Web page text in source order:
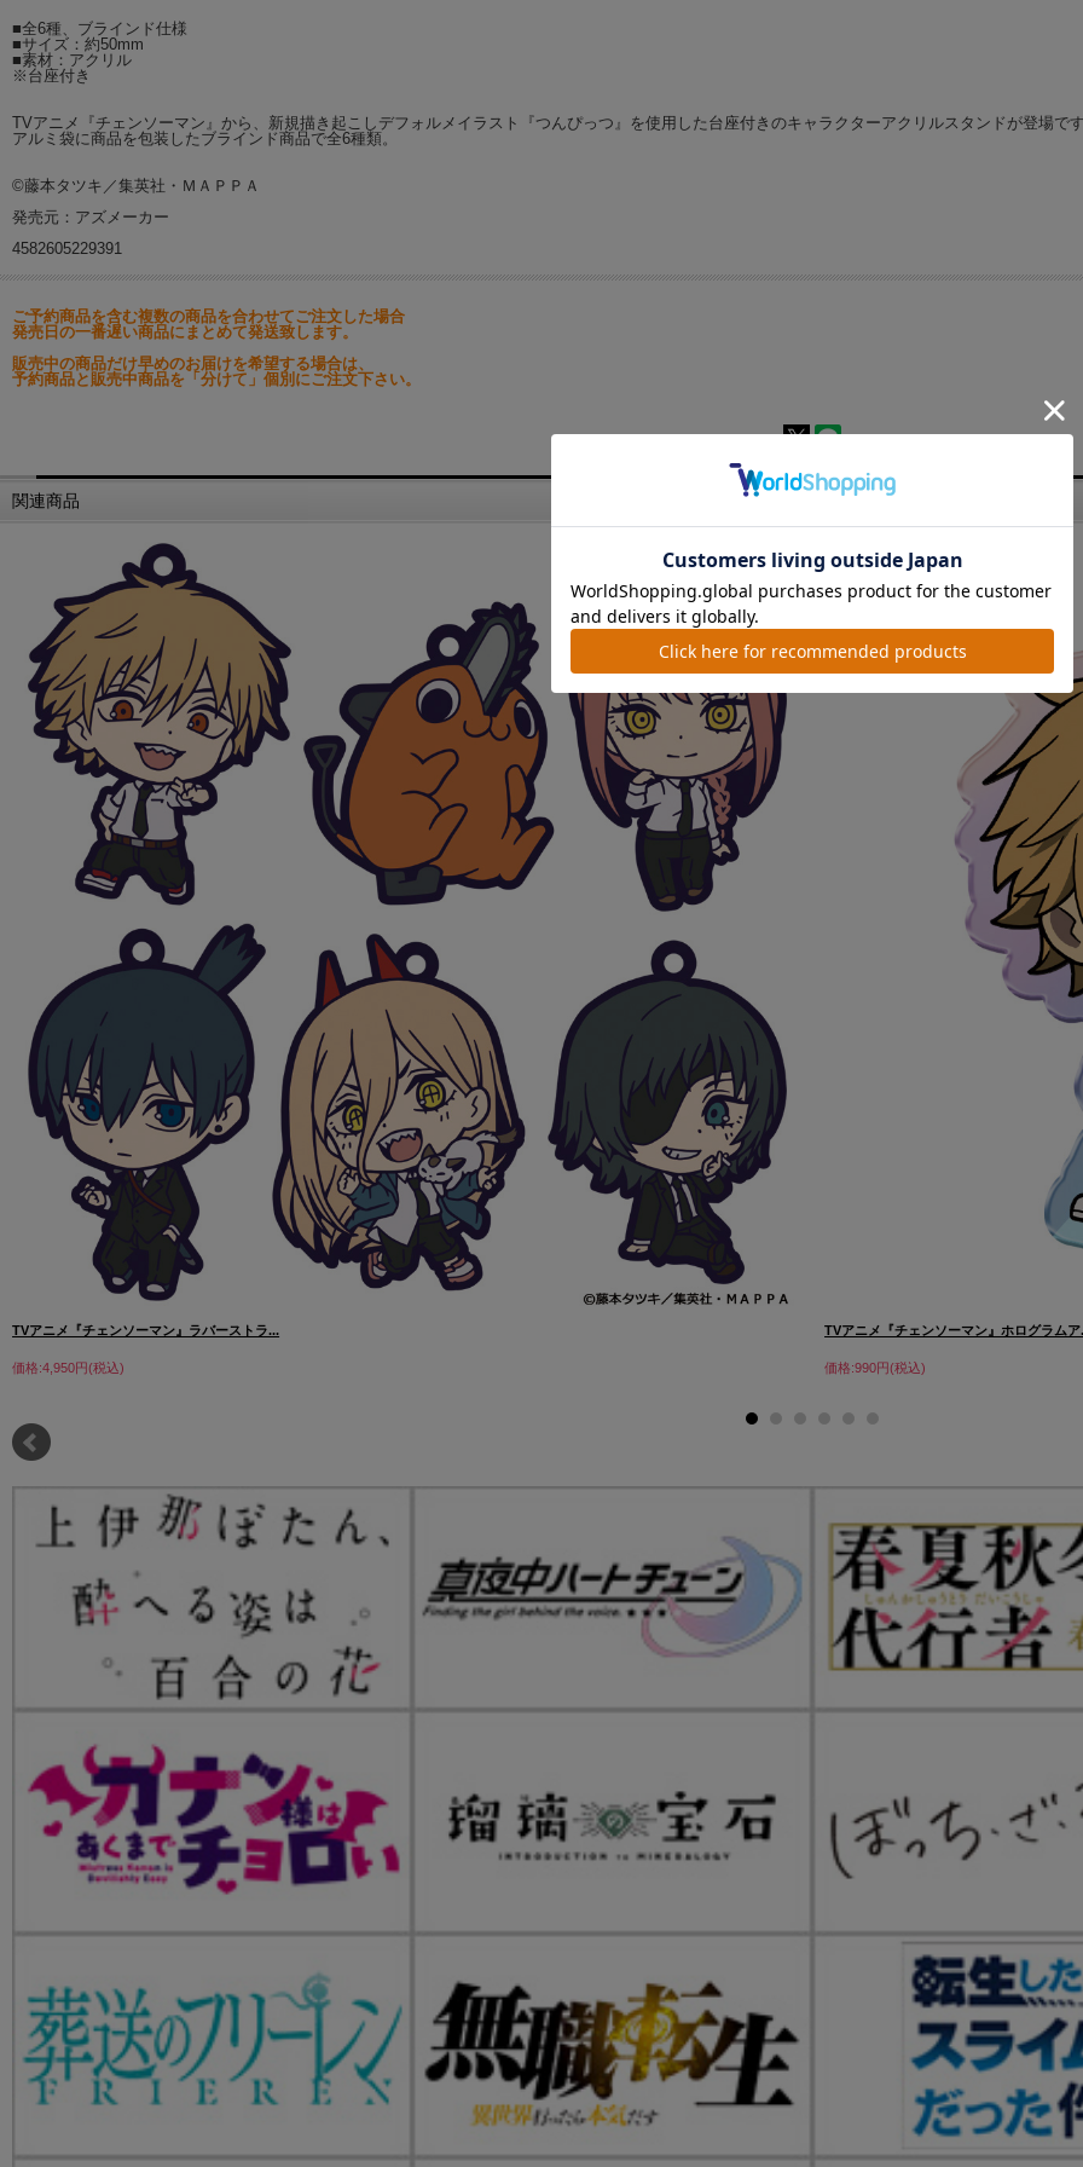
■全6種、ブラインド仕様
■サイズ：約50mm
■素材：アクリル
※台座付き
TVアニメ『チェンソーマン』から、新規描き起こしデフォルメイラスト『つんぴっつ』を使用した台座付きのキャラクターアクリルスタンドが登場で
アルミ袋に商品を包装したブラインド商品で全6種類。
©藤本タツキ／集英社・ＭＡＰＰＡ
発売元：アズメーカー
4582605229391
ご予約商品を含む複数の商品を合わせてご注文した場合
発売日の一番遅い商品にまとめて発送致します。
販売中の商品だけ早めのお届けを希望する場合は、
予約商品と販売中商品を「分けて」個別にご注文下さい。
関連商品
TVアニメ『チェンソーマン』ラバーストラ...
価格:4,950円(税込)
TVアニメ『チェンソーマン』ホログラムア
価格:990円(税込)